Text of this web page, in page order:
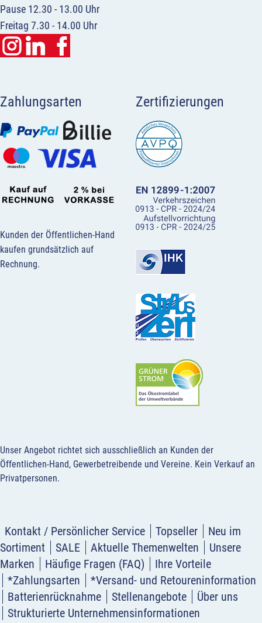
Pause 12.30 - 13.00 Uhr
Freitag 7.30 - 14.00 Uhr
Zahlungsarten
Kunden der Öffentlichen-Hand
kaufen grundsätzlich auf
Rechnung.
Zertifizierungen
Unser Angebot richtet sich ausschließlich an Kunden der
Öffentlichen-Hand, Gewerbetreibende und Vereine. Kein Verkauf an
Privatpersonen.
Kontakt / Persönlicher Service Topseller
Neu im
Sortiment
SALE Aktuelle Themenwelten
Unsere
Marken
Häufige Fragen (FAQ)
Ihre Vorteile
*Zahlungsarten
*Versand- und Retoureninformation
Batterienrücknahme
Stellenangebote
Über uns
Strukturierte Unternehmensinformationen